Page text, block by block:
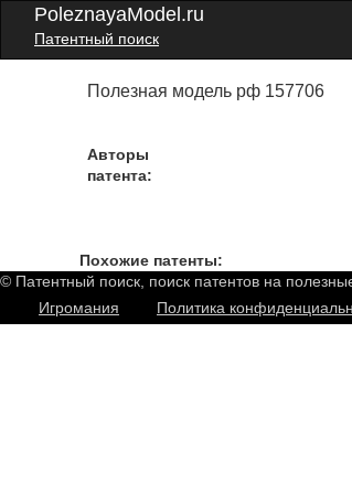
PoleznayaModel.ru
Патентный поиск
Полезная модель рф 157706
Авторы
патента:
Похожие патенты:
© Патентный поиск, поиск патентов на
Игромания
Политика